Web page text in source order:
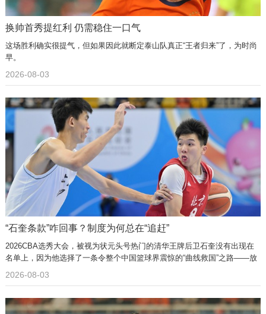
换帅首秀提红利 仍需稳住一口气
这场胜利确实很提气，但如果因此就断定泰山队真正“王者归来”了，为时尚
早。
2026-08-03
“石奎条款”咋回事？制度为何总在“追赶”
2026CBA选秀大会，被视为状元头号热门的清华王牌后卫石奎没有出现在
名单上，因为他选择了一条令整个中国篮球界震惊的“曲线救国”之路——放
弃选秀，直接签约NBL三冠球队香港金牛。
2026-08-03